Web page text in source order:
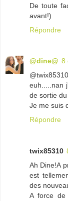
De toute
avant!)
Répondre
@dine@ 8
euh.....nan
de sortie
Je me suis
Répondre
twix85310
Ah Dine!A
est
des
A force